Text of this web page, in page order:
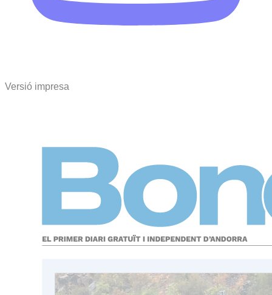
Versió impresa